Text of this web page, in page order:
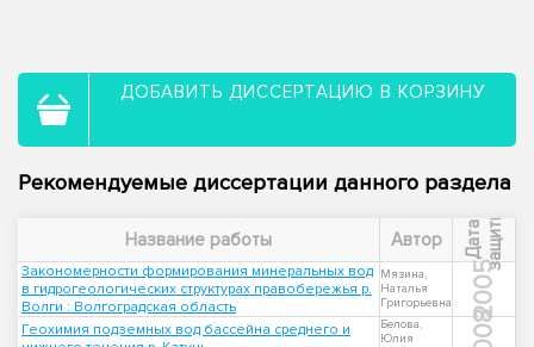
ДОБАВИТЬ ДИССЕРТАЦИЮ В КОРЗИНУ
Рекомендуемые диссертации данного раздела
Название работы Автор Д
а
т
а
з
а
щ
и
т ы
Закономерности формирования минеральных вод
в гидрогеологических структурах правобережья р.
Волги : Волгоградская область
Мязина,
Наталья
Григорьевна
2005
Геохимия подземных вод бассейна среднего и
Белова,
Юлия